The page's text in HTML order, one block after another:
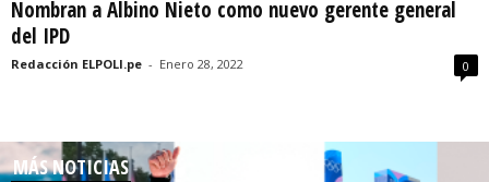
Nombran a Albino Nieto como nuevo gerente general
del IPD
Redacción ELPOLI.pe - Enero 28, 2022 0
MÁS NOTICIAS